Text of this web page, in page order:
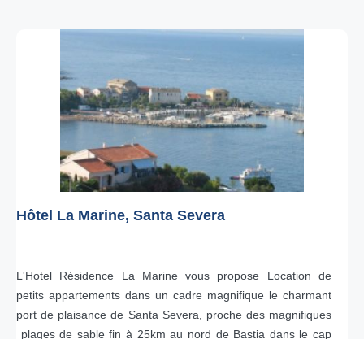
Hôtel La Marine, Santa Severa
L'Hotel Résidence La Marine vous propose Location de
petits appartements dans un cadre magnifique le charmant
port de plaisance de Santa Severa, proche des magnifiques
plages de sable fin à 25km au nord de Bastia dans le cap